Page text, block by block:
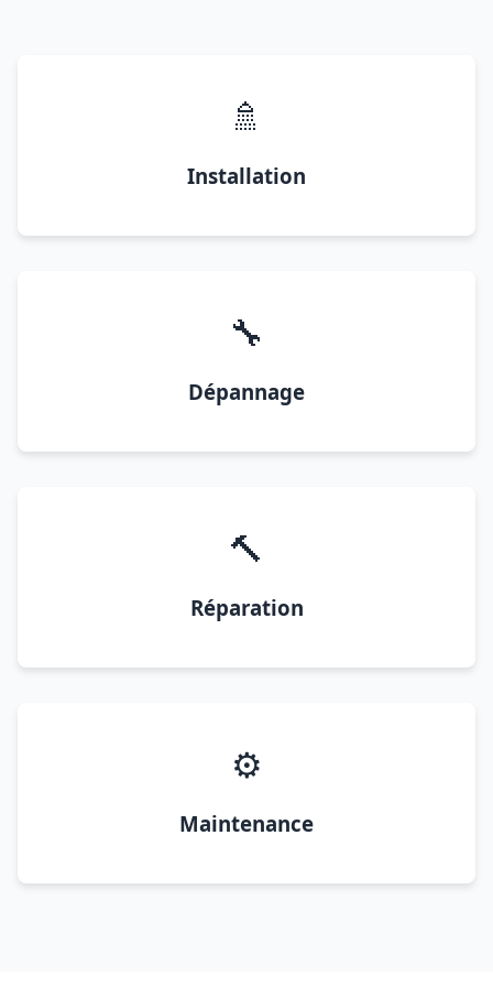
🚿
Installation
🔧
Dépannage
🔨
Réparation
⚙️
Maintenance